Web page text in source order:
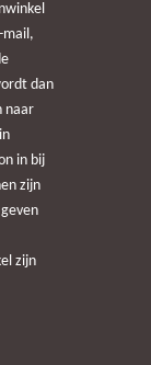
mail,
dan
naar
in bij
zijn
zijn